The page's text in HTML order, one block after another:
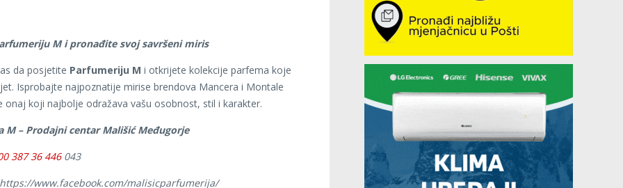
M i pronađite svoj savršeni miris
da posjetite Parfumeriju M i otkrijete kolekcije parfema koje
Isprobajte najpoznatije mirise brendova Mancera i Montale
onaj koji najbolje odražava vašu osobnost, stil i karakter.
M – Prodajni centar Mališić Međugorje
387 36 446 043
www.facebook.com/malisicparfumerija/